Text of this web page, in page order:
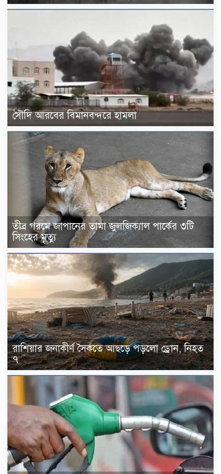
সৌদি আরবের বিমানবন্দরে হামলা
তীব্র গরমে জাপানের তামা জুলজিক্যাল পার্কের ৩টি
সিংহের মৃত্যু
রাশিয়ার জনাকীর্ণ সৈকতে আছড়ে পড়লো ড্রোন, নিহত
৭